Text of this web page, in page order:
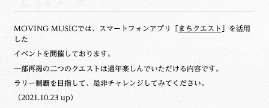
MOVING MUSICでは、スマートフォンアプリ「 まちクエスト
」を活用
した
イベントを開催しております。
一部再掲の二つのクエストは通年楽しんでいただける内容です。
ラリー制覇を目指して、是非チャレンジしてみてください。
（2021.10.23 up）